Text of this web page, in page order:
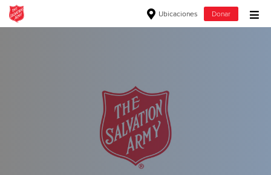
Ubicaciones Donar
Donar ropa, muebles y artículos para el hogar
$500